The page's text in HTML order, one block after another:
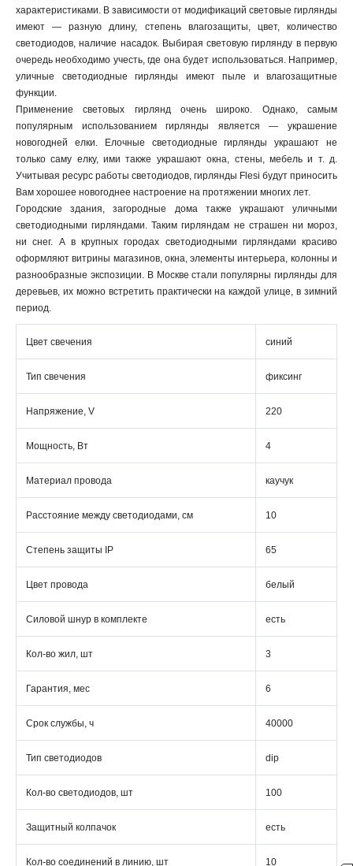
характеристиками. В зависимости от модификаций световые гирлянды
имеют — разную длину, степень влагозащиты, цвет, количество
светодиодов, наличие насадок. Выбирая световую гирлянду в первую
очередь необходимо учесть, где она будет использоваться. Например,
уличные светодиодные гирлянды имеют пыле и влагозащитные
функции.
Применение световых гирлянд очень широко. Однако, самым
популярным использованием гирлянды является — украшение
новогодней елки. Елочные светодиодные гирлянды украшают не
только саму елку, ими также украшают окна, стены, мебель и т. д.
Учитывая ресурс работы светодиодов, гирлянды Flesi будут приносить
Вам хорошее новогоднее настроение на протяжении многих лет.
Городские здания, загородные дома также украшают уличными
светодиодными гирляндами. Таким гирляндам не страшен ни мороз,
ни снег. А в крупных городах светодиодными гирляндами красиво
оформляют витрины магазинов, окна, элементы интерьера, колонны и
разнообразные экспозиции. В Москве стали популярны гирлянды для
деревьев, их можно встретить практически на каждой улице, в зимний
период.
Цвет свечения синий
Тип свечения фиксинг
Напряжение, V 220
Мощность, Вт 4
Материал провода каучук
Расстояние между светодиодами, см 10
Степень защиты IP 65
Цвет провода белый
Силовой шнур в комплекте есть
Кол-во жил, шт 3
Гарантия, мес 6
Срок службы, ч 40000
Тип светодиодов dip
Кол-во светодиодов, шт 100
Защитный колпачок есть
Кол-во соединений в линию, шт 10